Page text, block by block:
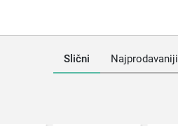
Slični Najprodavaniji